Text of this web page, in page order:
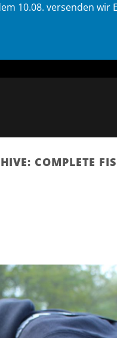
10.08. versenden wir
COMPLETE